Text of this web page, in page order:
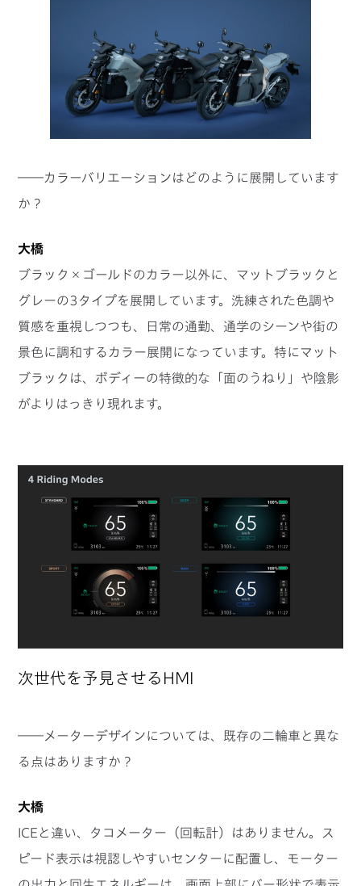
――カラーバリエーションはどのように展開しています
か？
大橋
ブラック×ゴールドのカラー以外に、マットブラックと
グレーの3タイプを展開しています。洗練された色調や
質感を重視しつつも、日常の通勤、通学のシーンや街の
景色に調和するカラー展開になっています。特にマット
ブラックは、ボディーの特徴的な「面のうねり」や陰影
がよりはっきり現れます。
次世代を予見させるHMI
――メーターデザインについては、既存の二輪車と異な
る点はありますか？
大橋
ICEと違い、タコメーター（回転計）はありません。ス
ピード表示は視認しやすいセンターに配置し、モーター